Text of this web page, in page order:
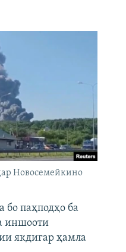
Новосемейкино
бо паҳподҳо ба
иншооти
якдигар ҳамла